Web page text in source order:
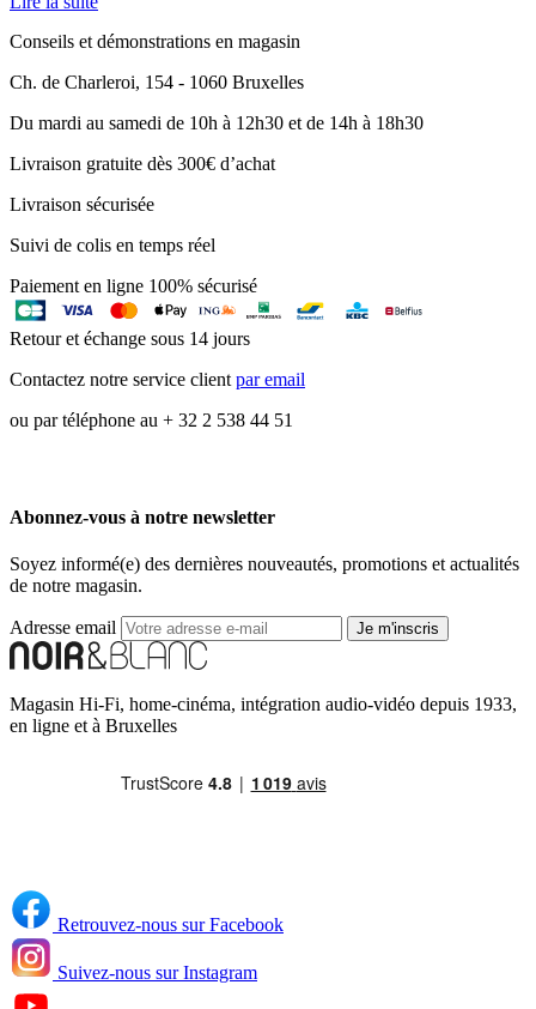
Conseils et démonstrations en magasin
Ch. de Charleroi, 154 - 1060 Bruxelles
Du mardi au samedi de 10h à 12h30 et de 14h à 18h30
Livraison gratuite dès 300€ d’achat
Livraison sécurisée
Suivi de colis en temps réel
Paiement en ligne 100% sécurisé
Retour et échange sous 14 jours
Contactez notre service clientpar email
ou par téléphone au + 32 2 538 44 51
Abonnez-vous à notre newsletter
Soyez informé(e) des dernières nouveautés, promotions et actualités
de notre magasin.
Adresse email Je m'inscris
Magasin Hi-Fi, home-cinéma, intégration audio-vidéo depuis 1933,
en ligne et à Bruxelles
Retrouvez-nous sur Facebook
Suivez-nous sur Instagram